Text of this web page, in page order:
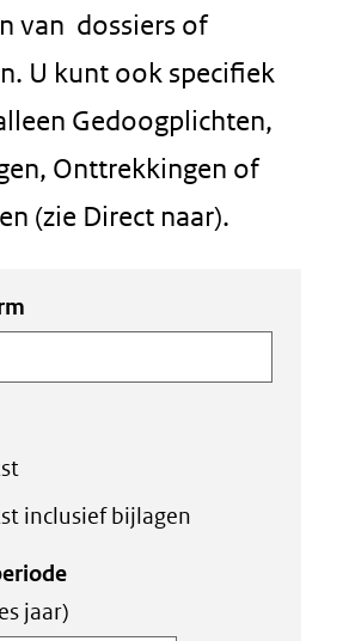
van dossiers of
U kunt ook specifiek
Gedoogplichten,
Onttrekkingen of
(zie Direct naar).
inclusief bijlagen
jaar)